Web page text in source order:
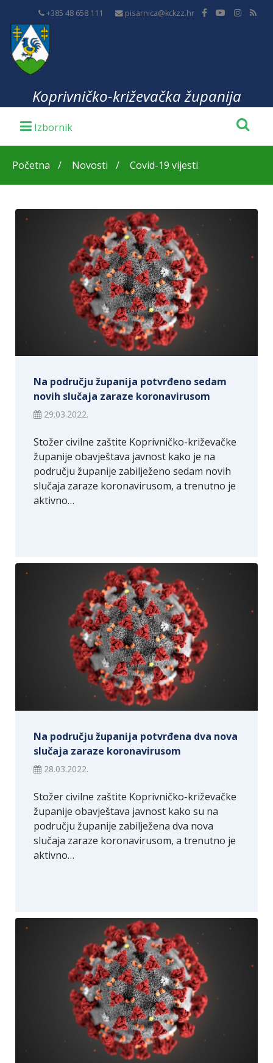
+385 48 658 111 pisarnica@kckzz.hr
Koprivničko-križevačka županija
Početna Novosti Covid-19 vijesti
Na području županija potvrđeno sedam
novih slučaja zaraze koronavirusom
29.03.2022.
Stožer civilne zaštite Koprivničko-križevačke
županije obavještava javnost kako je na
području županije zabilježeno sedam novih
slučaja zaraze koronavirusom, a trenutno je
aktivno…
Na području županija potvrđena dva nova
slučaja zaraze koronavirusom
28.03.2022.
Stožer civilne zaštite Koprivničko-križevačke
županije obavještava javnost kako su na
području županije zabilježena dva nova
slučaja zaraze koronavirusom, a trenutno je
aktivno…